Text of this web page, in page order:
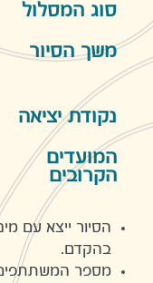
סוג המסלול
משך הסיור
נקודת יציאה
המועדים
הקרובים
הסיור ייצא עם
בהקדם.
מספר המשתתפים